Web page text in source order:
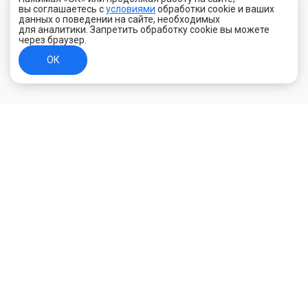
вы соглашаетесь сусловиями обработки cookie и ваших
данных о поведении на сайте, необходимых
для аналитики. Запретить обработку cookie вы можете
через браузер.
ОК